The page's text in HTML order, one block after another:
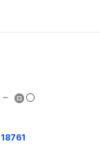
18761